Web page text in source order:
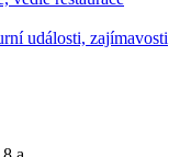
události, zajímavosti